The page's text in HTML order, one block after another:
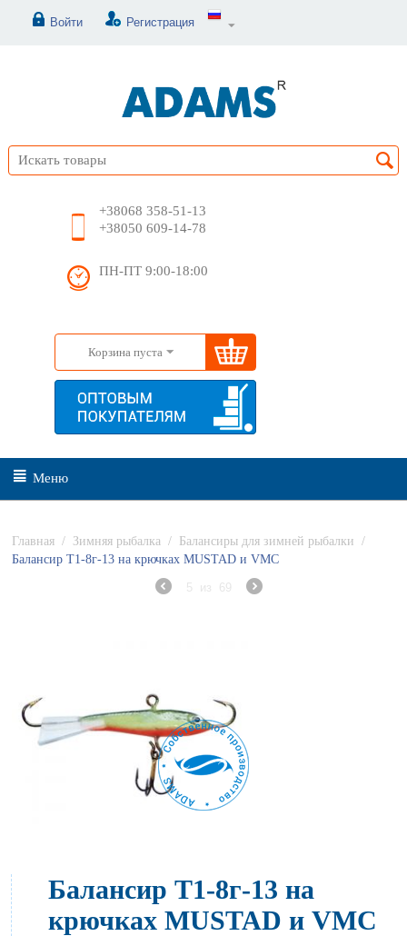
Войти Регистрация
+38068 358-51-13
+38050 609-14-78
ПН-ПТ 9:00-18:00
Корзина пуста
Меню
Главная / Зимняя рыбалка / Балансиры для зимней рыбалки
/
Балансир Т1-8г-13 на крючках MUSTAD и VMC
5 из 69
Балансир Т1-8г-13 на
крючках MUSTAD и VMC